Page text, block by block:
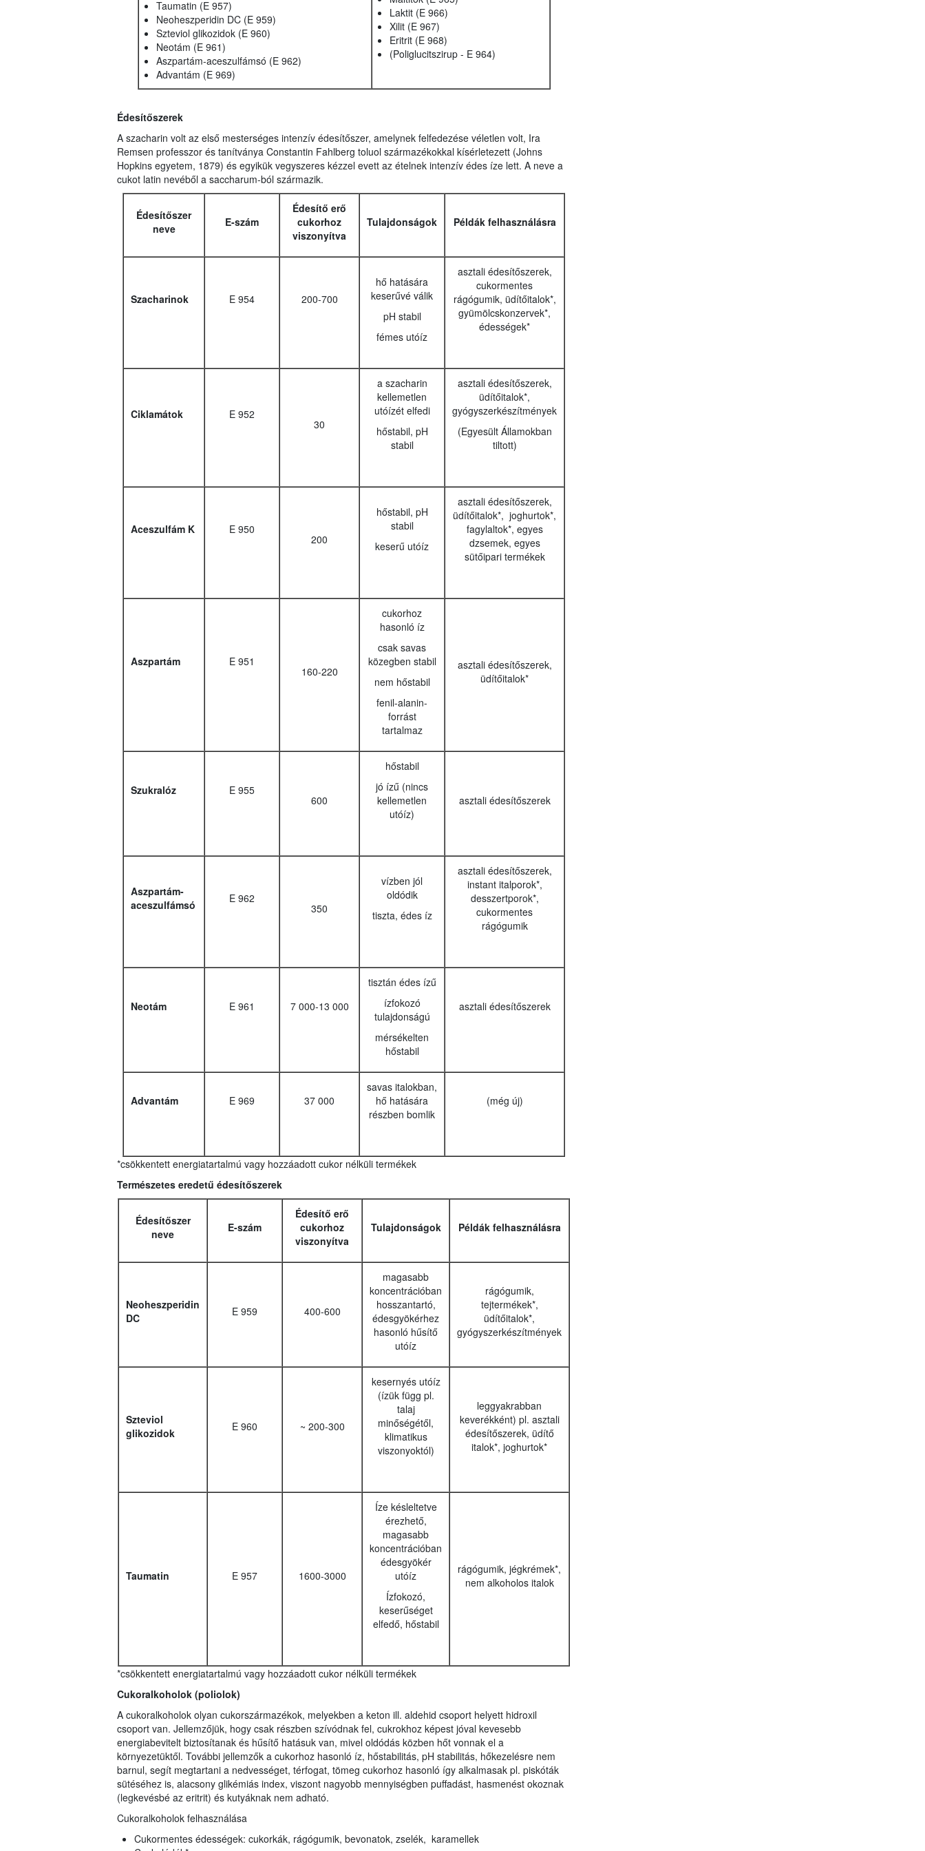
Taumatin (E 957)
Neoheszperidin DC (E 959)
Szteviol glikozidok (E 960)
Neotám (E 961)
Aszpartám-aceszulfámsó (E 962)
Advantám (E 969)
Laktit (E 966)
Xilit (E 967)
Eritrit (E 968)
(Poliglucitszirup - E 964)
Édesítőszerek
A szacharin volt az első mesterséges intenzív édesítőszer, amelynek felfedezése véletlen volt, Ira
Remsen professzor és tanítványa Constantin Fahlberg toluol származékokkal kísérletezett (Johns
Hopkins egyetem, 1879) és egyikük vegyszeres kézzel evett az ételnek intenzív édes íze lett. A neve a
cukot latin nevéből a saccharum-ból származik.
Édesítőszer
neve
E-szám
Édesítő erő
cukorhoz
viszonyítva
Tulajdonságok Példák felhasználásra
Szacharinok E 954 200-700
hő hatására
keserűvé válik
pH stabil
fémes utóíz
asztali édesítőszerek,
cukormentes
rágógumik, üdítőitalok*,
gyümölcskonzervek*,
édességek*
Ciklamátok E 952
30
a szacharin
kellemetlen
utóízét elfedi
hőstabil, pH
stabil
asztali édesítőszerek,
üdítőitalok*,
gyógyszerkészítmények
(Egyesült Államokban
tiltott)
Aceszulfám K E 950
200
hőstabil, pH
stabil
keserű utóíz
asztali édesítőszerek,
üdítőitalok*, joghurtok*,
fagylaltok*, egyes
dzsemek, egyes
sütőipari termékek
Aszpartám E 951
160-220
cukorhoz
hasonló íz
csak savas
közegben stabil
nem hőstabil
fenil-alanin-
forrást
tartalmaz
asztali édesítőszerek,
üdítőitalok*
Szukralóz E 955
600
hőstabil
jó ízű (nincs
kellemetlen
utóíz)
asztali édesítőszerek
Aszpartám-
aceszulfámsó
E 962
350
vízben jól
oldódik
tiszta, édes íz
asztali édesítőszerek,
instant italporok*,
desszertporok*,
cukormentes
rágógumik
Neotám E 961 7 000-13 000
tisztán édes ízű
ízfokozó
tulajdonságú
mérsékelten
hőstabil
asztali édesítőszerek
Advantám E 969 37 000
savas italokban,
hő hatására
részben bomlik
(még új)
*csökkentett energiatartalmú vagy hozzáadott cukor nélküli termékek
Természetes eredetű édesítőszerek
Édesítőszer
neve
E-szám
Édesítő erő
cukorhoz
viszonyítva
Tulajdonságok Példák felhasználásra
Neoheszperidin
DC
E 959 400-600
magasabb
koncentrációban
hosszantartó,
édesgyökérhez
hasonló hűsítő
utóíz
rágógumik,
tejtermékek*,
üdítőitalok*,
gyógyszerkészítmények
Szteviol
glikozidok
E 960 ~ 200-300
kesernyés utóíz
(ízük függ pl.
talaj
minőségétől,
klimatikus
viszonyoktól)
leggyakrabban
keverékként) pl. asztali
édesítőszerek, üdítő
italok*, joghurtok*
Taumatin E 957 1600-3000
Íze késleltetve
érezhető,
magasabb
koncentrációban
édesgyökér
utóíz
Ízfokozó,
keserűséget
elfedő, hőstabil
rágógumik, jégkrémek*,
nem alkoholos italok
*csökkentett energiatartalmú vagy hozzáadott cukor nélküli termékek
Cukoralkoholok (poliolok)
A cukoralkoholok olyan cukorszármazékok, melyekben a keton ill. aldehid csoport helyett hidroxil
csoport van. Jellemzőjük, hogy csak részben szívódnak fel, cukrokhoz képest jóval kevesebb
energiabevitelt biztosítanak és hűsítő hatásuk van, mivel oldódás közben hőt vonnak el a
környezetüktől. További jellemzők a cukorhoz hasonló íz, hőstabilitás, pH stabilitás, hőkezelésre nem
barnul, segít megtartani a nedvességet, térfogat, tömeg cukorhoz hasonló így alkalmasak pl. piskóták
sütéséhez is, alacsony glikémiás index, viszont nagyobb mennyiségben puffadást, hasmenést okoznak
(legkevésbé az eritrit) és kutyáknak nem adható.
Cukoralkoholok felhasználása
Cukormentes édességek: cukorkák, rágógumik, bevonatok, zselék, karamellek